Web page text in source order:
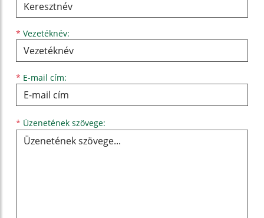
* Vezetéknév:
* E-mail cím:
* Üzenetének szövege: